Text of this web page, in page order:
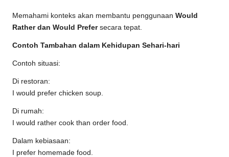
Memahami konteks akan membantu penggunaan Would
Rather dan Would Prefersecara tepat.
Contoh Tambahan dalam Kehidupan Sehari-hari
Contoh situasi:
Di restoran:
I would prefer chicken soup.
Di rumah:
I would rather cook than order food.
Dalam kebiasaan:
I prefer homemade food.